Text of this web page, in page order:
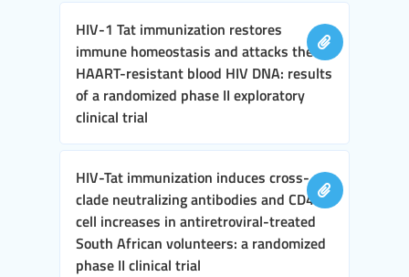
HIV-1 Tat immunization restores
immune homeostasis and attacks the
HAART-resistant blood HIV DNA: results
of a randomized phase II exploratory
clinical trial
HIV-Tat immunization induces cross-
clade neutralizing antibodies and CD4+ T
cell increases in antiretroviral-treated
South African volunteers: a randomized
phase II clinical trial